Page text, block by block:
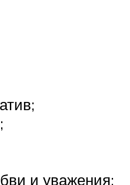
и уважения;